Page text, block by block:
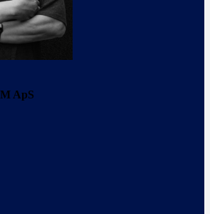
ApS